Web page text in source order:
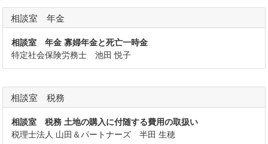
相談室 年金
相談室 年金 寡婦年金と死亡一時金
特定社会保険労務士 池田 悦子
相談室 税務
相談室 税務 土地の購入に付随する費用の取扱い
税理士法人 山田＆パートナーズ 半田 生穂